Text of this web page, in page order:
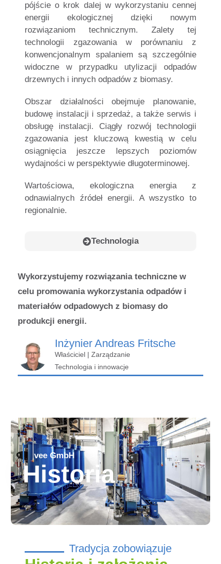
pójście o krok dalej w wykorzystaniu cennej
energii ekologicznej dzięki nowym
rozwiązaniom technicznym. Zalety tej
technologii zgazowania w porównaniu z
konwencjonalnym spalaniem są szczególnie
widoczne w przypadku utylizacji odpadów
drzewnych i innych odpadów z biomasy.
Obszar działalności obejmuje planowanie,
budowę instalacji i sprzedaż, a także serwis i
obsługę instalacji. Ciągły rozwój technologii
zgazowania jest kluczową kwestią w celu
osiągnięcia jeszcze lepszych poziomów
wydajności w perspektywie długoterminowej.
Wartościowa, ekologiczna energia z
odnawialnych źródeł energii. A wszystko to
regionalnie.
Technologia
Wykorzystujemy rozwiązania techniczne w
celu promowania wykorzystania odpadów i
materiałów odpadowych z biomasy do
produkcji energii.
Inżynier Andreas Fritsche
Właściciel | Zarządzanie
Technologia i innowacje
vee GmbH
Historia
Tradycja zobowiązuje